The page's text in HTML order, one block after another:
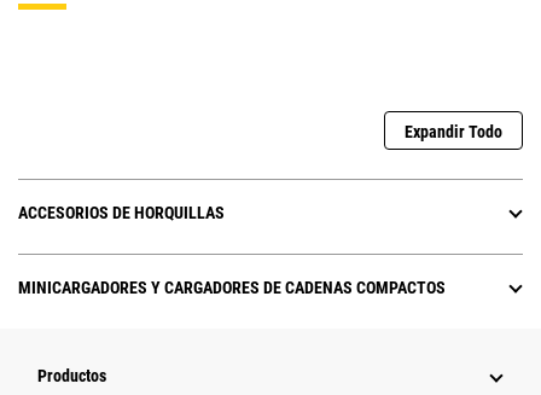
Expandir Todo
ACCESORIOS DE HORQUILLAS
MINICARGADORES Y CARGADORES DE CADENAS COMPACTOS
Productos